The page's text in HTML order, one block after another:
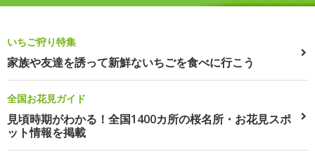
いちご狩り特集
家族や友達を誘って新鮮ないちごを食べに行こう
全国お花見ガイド
見頃時期がわかる！全国1400カ所の桜名所・お花見スポ
ット情報を掲載